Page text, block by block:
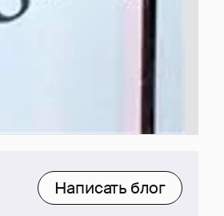
Написать блог